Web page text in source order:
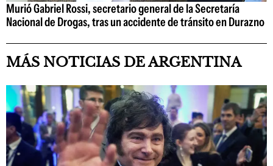
Murió Gabriel Rossi, secretario general de la Secretaría
Nacional de Drogas, tras un accidente de tránsito en Durazno
MÁS NOTICIAS DE ARGENTINA